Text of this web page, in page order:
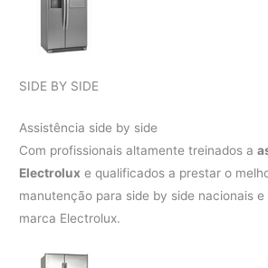
SIDE BY SIDE
Assistência side by side
Com profissionais altamente treinados a
Electrolux e qualificados a prestar o
manutenção para side by side nacionais
marca Electrolux.